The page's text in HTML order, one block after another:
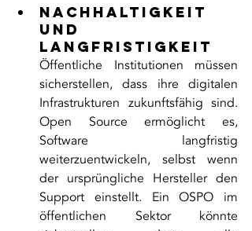
Nachhaltigkeit
und
Langfristigkeit
Öffentliche Institutionen müssen
sicherstellen, dass ihre digitalen
Infrastrukturen zukunftsfähig sind.
Open Source ermöglicht es,
Software langfristig
weiterzuentwickeln, selbst wenn
der ursprüngliche Hersteller den
Support einstellt. Ein OSPO im
öffentlichen Sektor könnte